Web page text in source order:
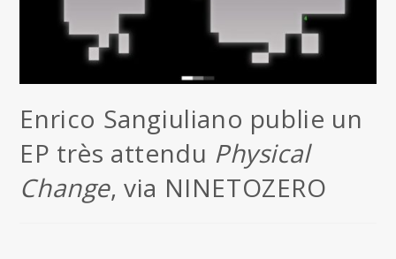
Enrico Sangiuliano publie un
EP très attendu Physical
Change, via NINETOZERO